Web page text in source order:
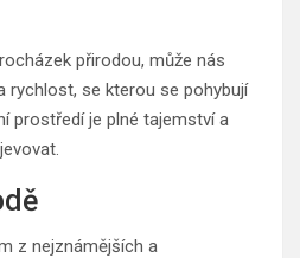
přirodou, může nás
rychlost, se kterou se pohybují
prostředí je plné tajemství a
z nejznámějších a